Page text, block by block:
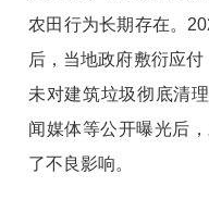
农田行为长期存在。
后，当地政府敷衍应付
未对建筑垃圾彻底清
闻媒体等公开曝光后
了不良影响。